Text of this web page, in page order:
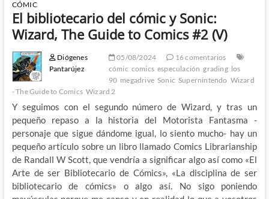
CÓMIC
El bibliotecario del cómic y Sonic:
Wizard, The Guide to Comics #2 (V)
Diógenes
Pantarújez
05/08/2024
16 comentarios
cómic comics especulación grading los
90 megadrive Sonic Supernintendo Wizard
- The Guide to Comics Wizard 2
Y seguimos con el segundo número de Wizard, y tras un
pequeño repaso a la historia del Motorista Fantasma -
personaje que sigue dándome igual, lo siento mucho- hay un
pequeño artículo sobre un libro llamado Comics Librarianship
de Randall W Scott, que vendría a significar algo así como «El
Arte de ser Bibliotecario de Cómics», «La disciplina de ser
bibliotecario de cómics» o algo así. No sigo poniendo